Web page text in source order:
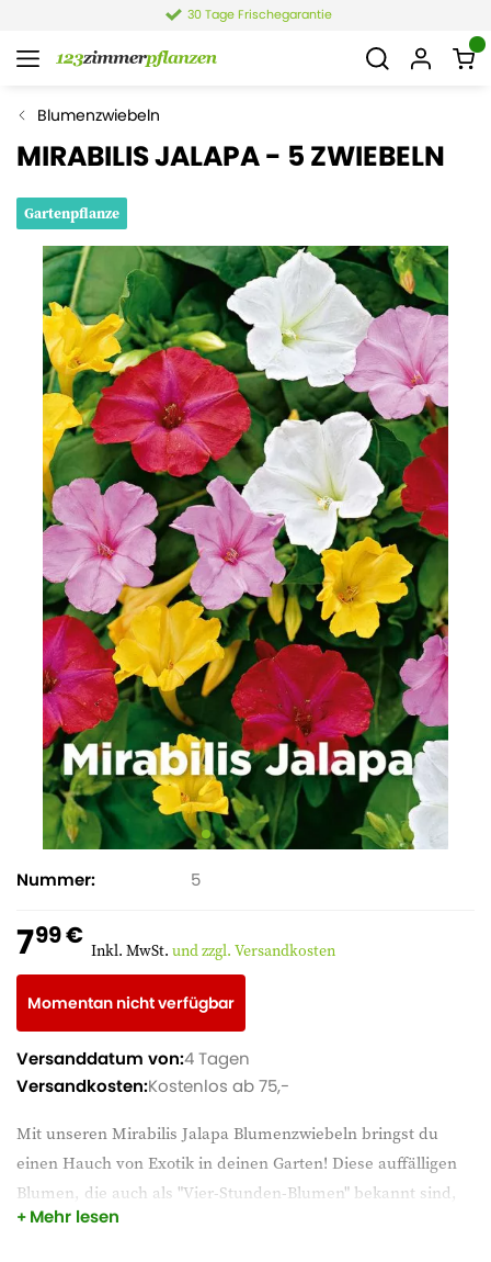
30 Tage Frischegarantie
Blumenzwiebeln
MIRABILIS JALAPA - 5 ZWIEBELN
Gartenpflanze
Mit unseren Mirabilis Jalapa Blumenzwiebeln bringst du
einen Hauch von Exotik in deinen Garten! Diese auffälligen
Blumen, die auch als "Vier-Stunden-Blumen" bekannt sind,
öffnen sich am Nachmittag und blühen bis zum Abend. Sie
Mehr lesen
Nummer 5
799 € Inkl. MwSt. und zzgl. Versandkosten
Momentan nicht verfügbar
Versanddatum von:4 Tagen
Versandkosten:Kostenlos ab 75,-